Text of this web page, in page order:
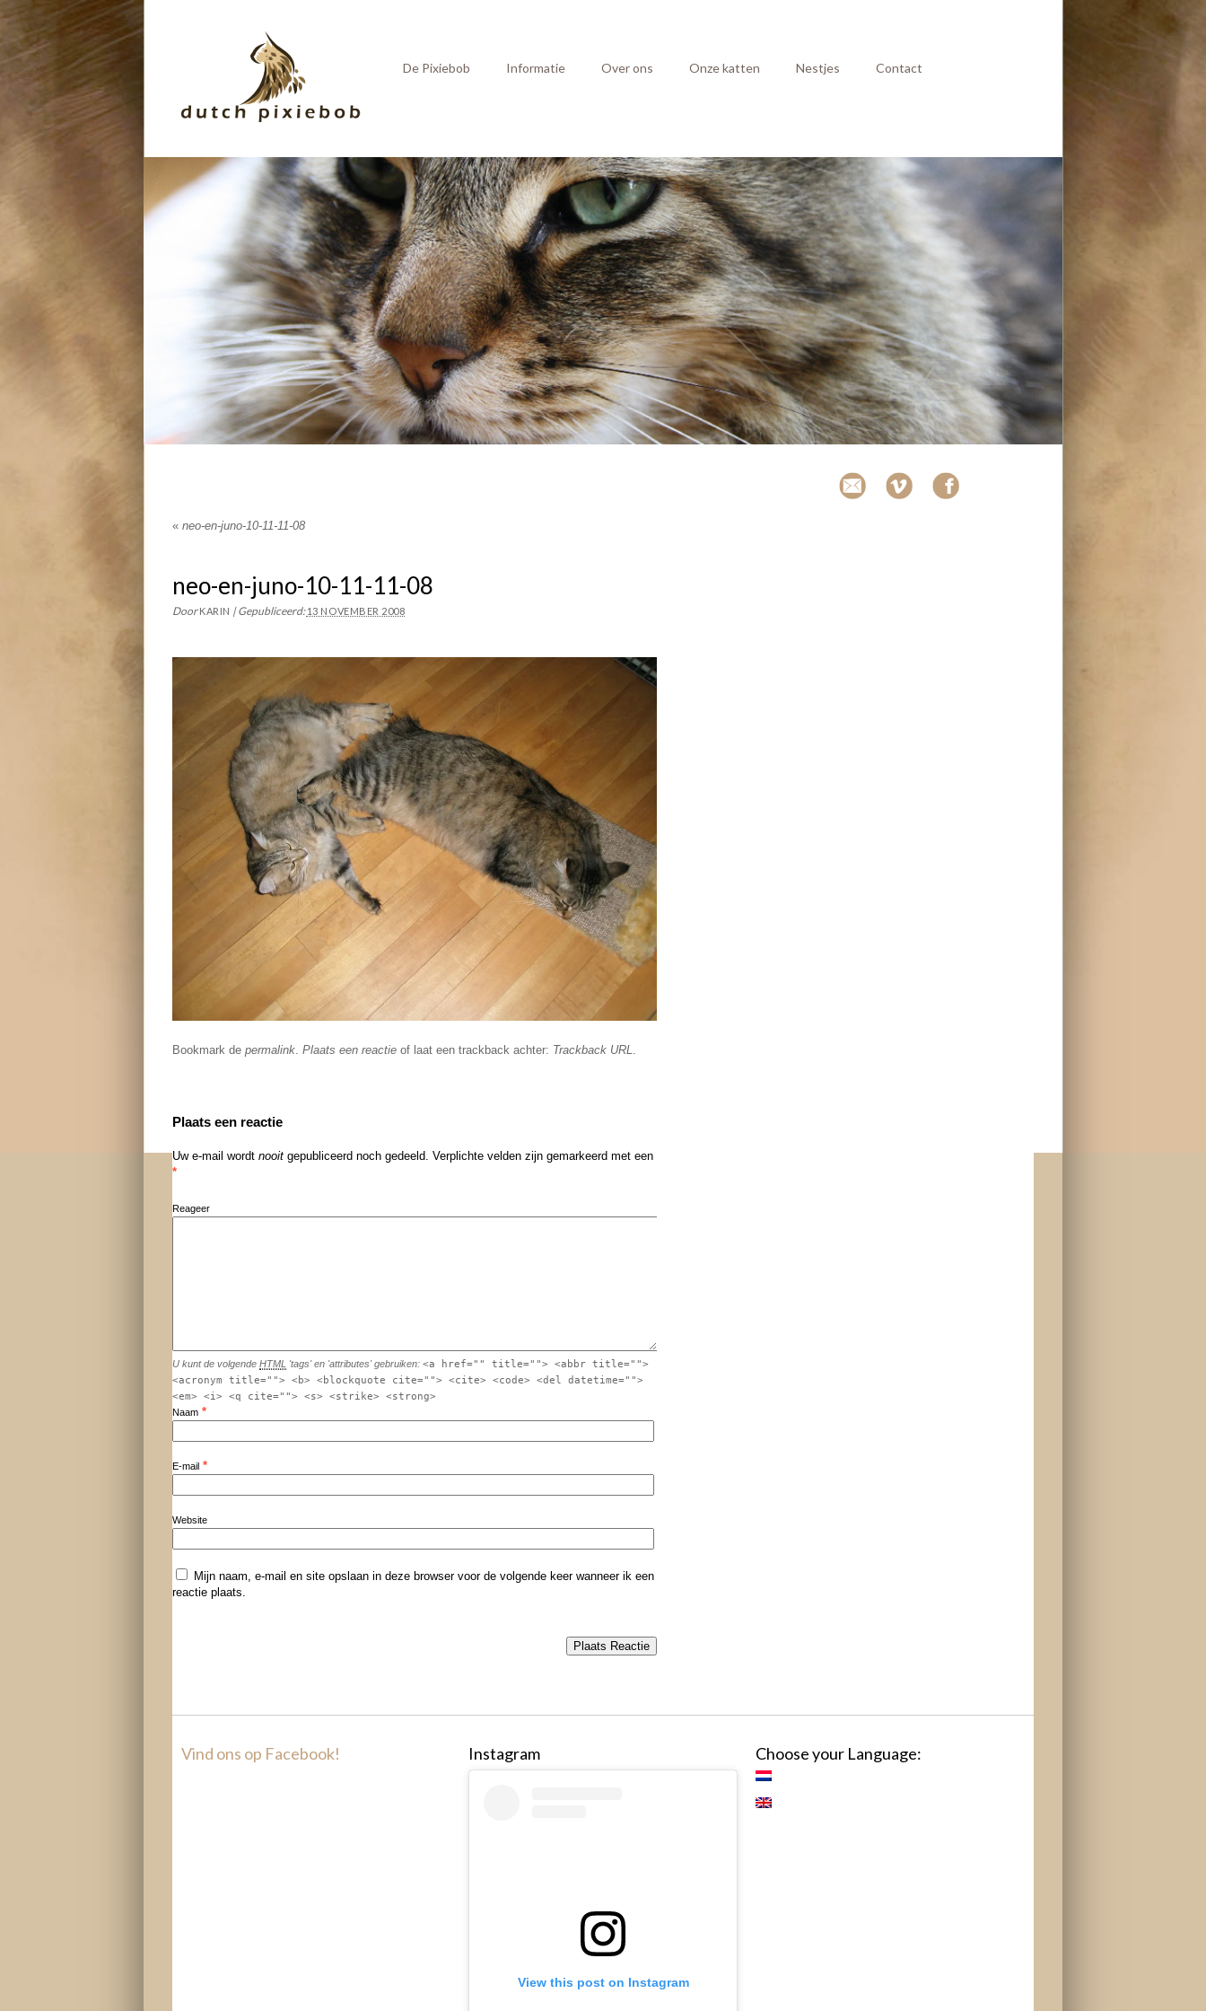
De Pixiebob Informatie Over ons Onze katten Nestjes Contact
« neo-en-juno-10-11-11-08
neo-en-juno-10-11-11-08
DoorKARIN |Gepubliceerd:13 NOVEMBER 2008
Bookmark de permalink. Plaats een reactie of laat een trackback achter: Trackback URL.
Plaats een reactie
Uw e-mail wordt nooit gepubliceerd noch gedeeld. Verplichte velden zijn gemarkeerd met een
*
Reageer
U kunt de volgende HTML 'tags' en 'attributes' gebruiken: <a href="" title=""> <abbr title="">
<acronym title=""> <b> <blockquote cite=""> <cite> <code> <del datetime="">
<em> <i> <q cite=""> <s> <strike> <strong>
Naam *
E-mail *
Website
Mijn naam, e-mail en site opslaan in deze browser voor de volgende keer wanneer ik een
reactie plaats.
Vind ons op Facebook! Instagram
View this post on Instagram
Choose your Language: